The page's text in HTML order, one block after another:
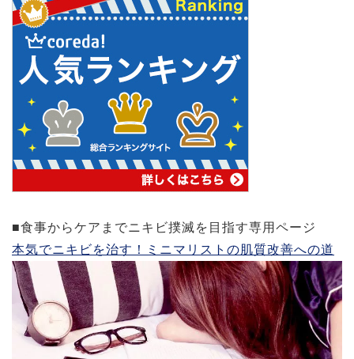
■食事からケアまでニキビ撲滅を目指す専用ページ
本気でニキビを治す！ミニマリストの肌質改善への道